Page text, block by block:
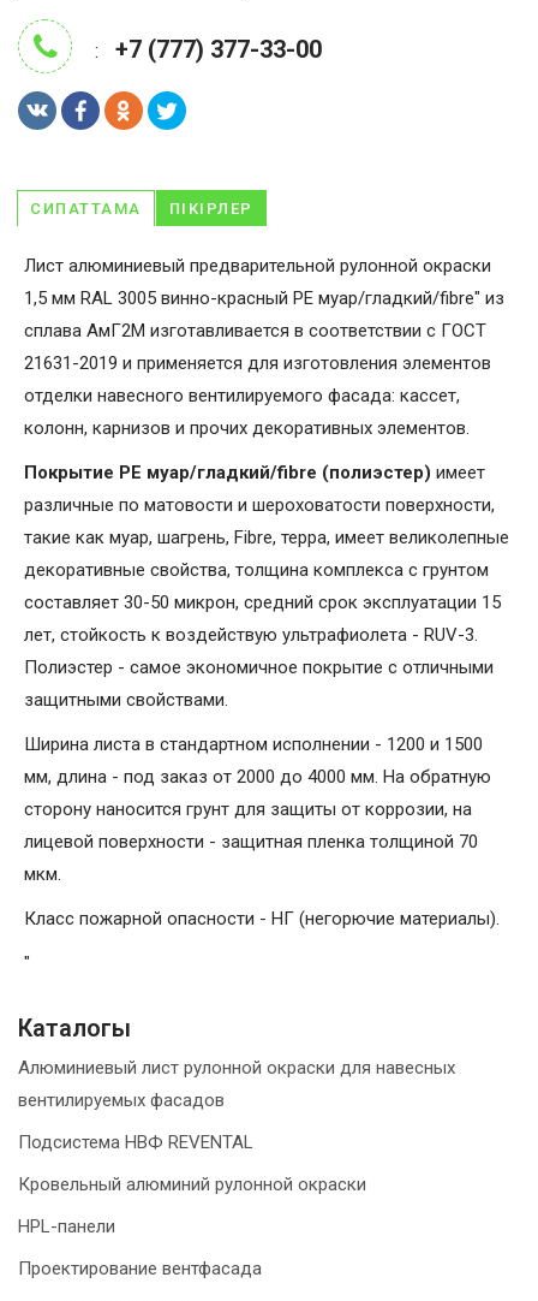
: +7 (777) 377-33-00
СИПАТТАМА ПІКІРЛЕР
Лист алюминиевый предварительной рулонной окраски
1,5 мм RAL 3005 винно-красный PE муар/гладкий/fibre" из
сплава АмГ2М изготавливается в соответствии с ГОСТ
21631-2019 и применяется для изготовления элементов
отделки навесного вентилируемого фасада: кассет,
колонн, карнизов и прочих декоративных элементов.
Покрытие PE муар/гладкий/fibre (полиэстер) имеет
различные по матовости и шероховатости поверхности,
такие как муар, шагрень, Fibrе, терра, имеет великолепные
декоративные свойства, толщина комплекса с грунтом
составляет 30-50 микрон, средний срок эксплуатации 15
лет, стойкость к воздействую ультрафиолета - RUV-3.
Полиэстер - самое экономичное покрытие с отличными
защитными свойствами.
Ширина листа в стандартном исполнении - 1200 и 1500
мм, длина - под заказ от 2000 до 4000 мм. На обратную
сторону наносится грунт для защиты от коррозии, на
лицевой поверхности - защитная пленка толщиной 70
мкм.
Класс пожарной опасности - НГ (негорючие материалы).
"
Каталогы
Алюминиевый лист рулонной окраски для навесных
вентилируемых фасадов
Подсистема НВФ REVENTAL
Кровельный алюминий рулонной окраски
HPL-панели
Проектирование вентфасада